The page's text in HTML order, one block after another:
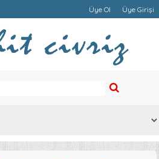
Üye Ol Üye Girişi